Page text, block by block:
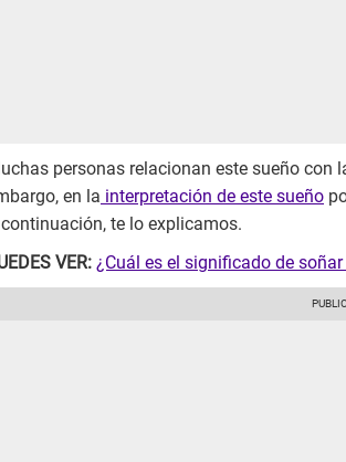
personas relacionan este sueño con
en la interpretación de este sueño
te lo explicamos.
VER: ¿Cuál es el significado de